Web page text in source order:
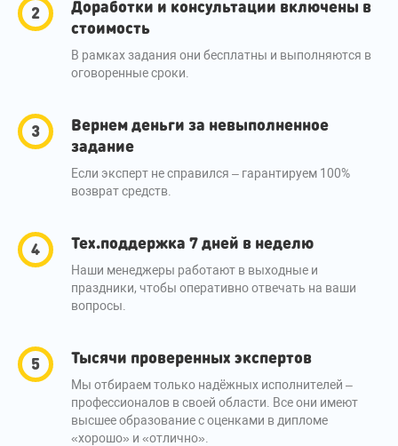
Доработки и консультации включены в
стоимость
В рамках задания они бесплатны и выполняются в
оговоренные сроки.
Вернем деньги за невыполненное
задание
Если эксперт не справился – гарантируем 100%
возврат средств.
Тех.поддержка 7 дней в неделю
Наши менеджеры работают в выходные и
праздники, чтобы оперативно отвечать на ваши
вопросы.
Тысячи проверенных экспертов
Мы отбираем только надёжных исполнителей –
профессионалов в своей области. Все они имеют
высшее образование с оценками в дипломе
«хорошо» и «отлично».